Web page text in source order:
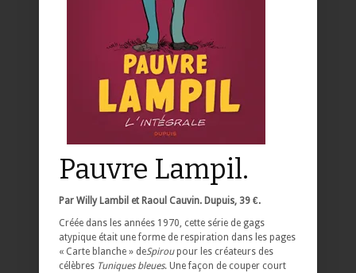
Pauvre Lampil.
Par Willy Lambil et Raoul Cauvin. Dupuis, 39 €.
Créée dans les années 1970, cette série de gags
atypique était une forme de respiration dans les pages
« Carte blanche » deSpiroupour les créateurs des
célèbres Tuniques bleues. Une façon de couper court